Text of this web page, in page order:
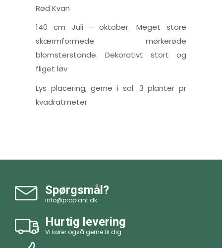
Rød Kvan
140 cm Juli - oktober. Meget store
skærmformede mørkerøde
blomsterstande. Dekorativt stort og
fliget løv
Lys placering, gerne i sol. 3 planter pr
kvadratmeter
Spørgsmål?
info@proplant.dk
Hurtig levering
Vi kører også gerne til dig